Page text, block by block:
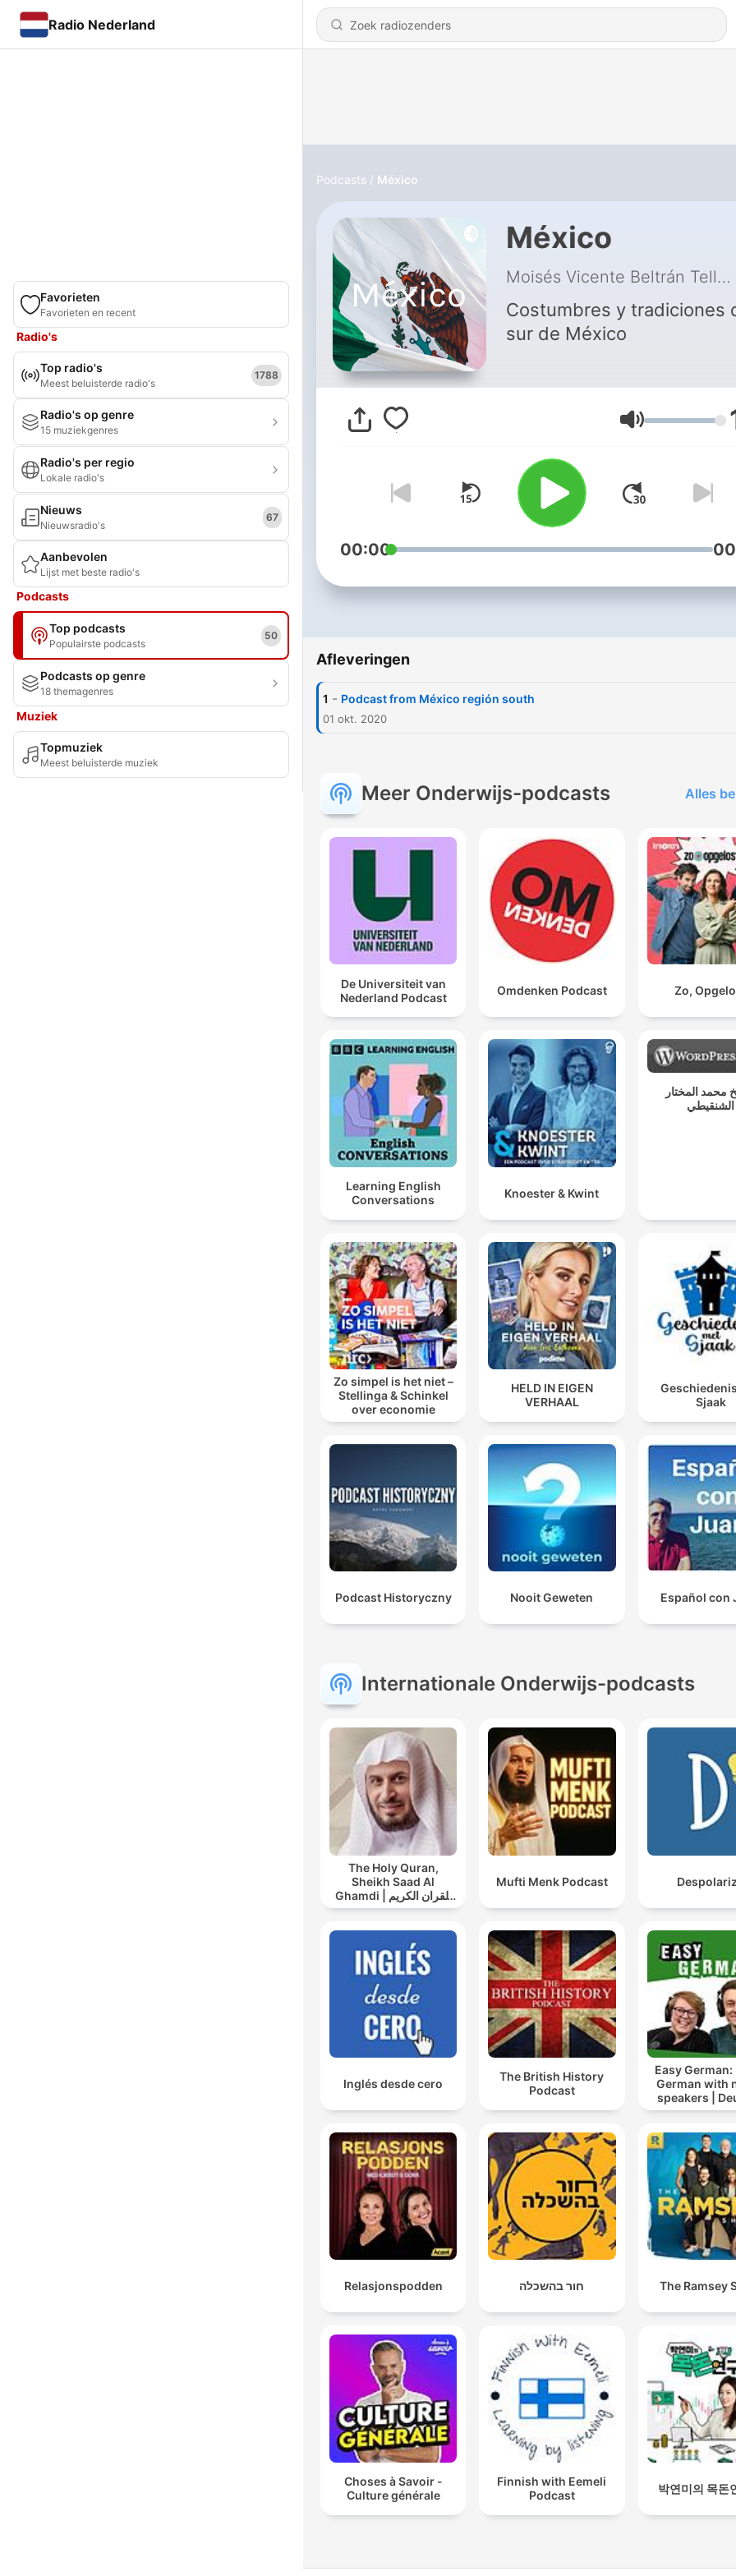
Radio Nederland
Favorieten
Favorieten en recent
Radio's
Top radio's
Meest beluisterde radio's
1788
Radio's op genre
15 muziekgenres
Radio's per regio
Lokale radio's
Nieuws
Nieuwsradio's
67
Aanbevolen
Lijst met beste radio's
Podcasts
Top podcasts
Populairste podcasts
50
Podcasts op genre
18 themagenres
Muziek
Topmuziek
Meest beluisterde muziek
Podcasts México
México
Moisés Vicente Beltrán Tellez
Costumbres y tradiciones
sur de México
Volume
00:00
Afleveringen
1 - Podcast from México región south
01 okt. 2020
Meer Onderwijs-podcasts Alles
De Universiteit van
Nederland Podcast
Omdenken Podcast Zo,
Learning English
Conversations
Knoester & Kwint
محمد المختار
الشنقيطي
Zo simpel is het niet –
Stellinga & Schinkel
over economie
HELD IN EIGEN
VERHAAL
Sjaak
Podcast Historyczny Nooit Geweten Español con
Internationale Onderwijs-podcasts
The Holy Quran,
Sheikh Saad Al
Ghamdi | القران الكريم
سعد الغامدي
Mufti Menk Podcast
Inglés desde cero
The British History
Podcast
Easy German:
German with
speakers |
lernen
Relasjonspodden חור בהשכלה The Ramsey
Choses à Savoir -
Culture générale
Finnish with Eemeli
Podcast
박연미의 목돈